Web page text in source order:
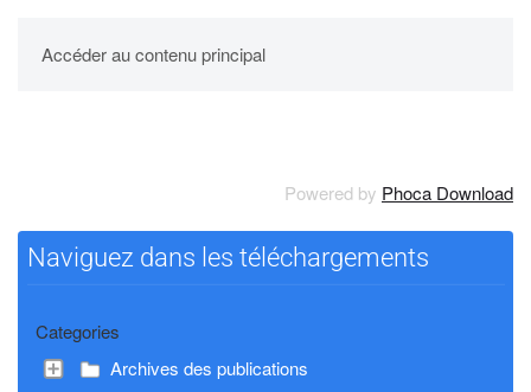
Accéder au contenu principal
UPBM
Powered by Phoca Download
Naviguez dans les téléchargements
Categories
Archives des publications